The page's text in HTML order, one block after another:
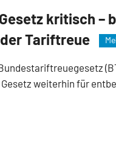
kritisch –
Tariftreue
weiterhin für